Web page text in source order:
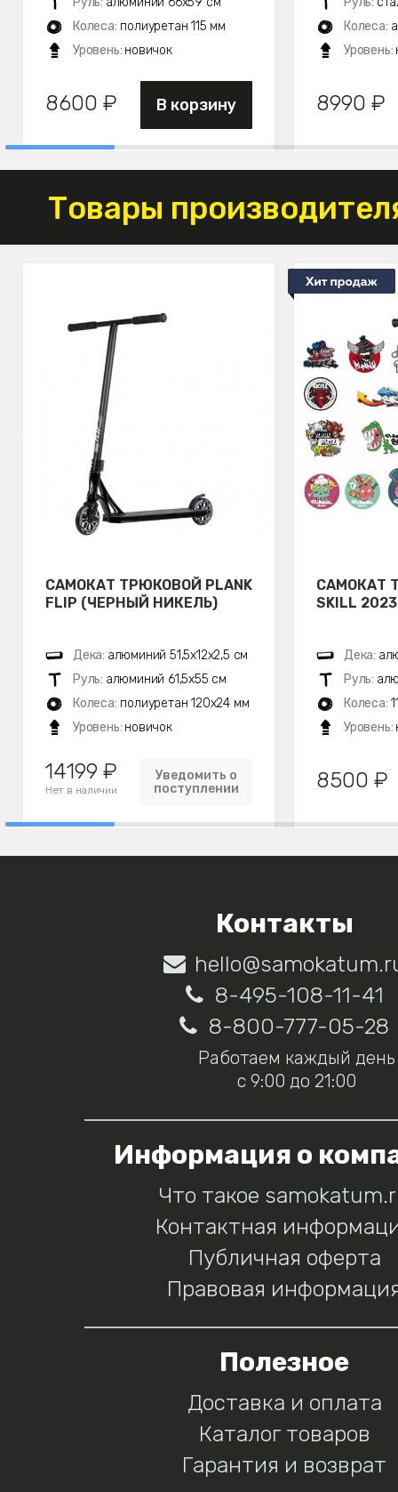
Колеса: полиуретан 115 мм
Уровень: новичок
8600 ₽ В корзину
Колеса:
Уровень:
8990 ₽
Товары
САМОКАТ ТРЮКОВОЙ PLANK
FLIP (ЧЕРНЫЙ НИКЕЛЬ)
Дека: алюминий 51,5х12x2,5 см
Руль: алюминий 61,5х55 см
Колеса: полиуретан 120x24 мм
Уровень: новичок
14199 ₽
Нет в наличии
Уведомить о
поступлении
САМОКАТ
SKILL
Дека:
Руль:
Колеса:
Уровень:
8500 ₽
Контакты
8-495-108-11-41
8-800-777-05-28
Работаем каждый день
с 9:00 до 21:00
Информация о
Что такое
Контактная
Публичная оферта
Правовая
Полезное
Доставка и оплата
Каталог товаров
Гарантия и возврат